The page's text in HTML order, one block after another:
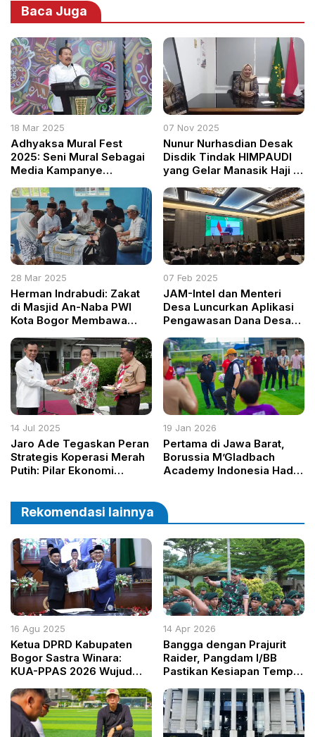
Baca Juga
18 Mar 2025
Adhyaksa Mural Fest
2025: Seni Mural Sebagai
Media Kampanye
07 Nov 2025
Nunur Nurhasdian Desak
Disdik Tindak HIMPAUDI
yang Gelar Manasik Haji di
28 Mar 2025
Herman Indrabudi: Zakat
di Masjid An-Naba PWI
Kota Bogor Membawa
07 Feb 2025
JAM-Intel dan Menteri
Desa Luncurkan Aplikasi
Pengawasan Dana Desa
14 Jul 2025
Jaro Ade Tegaskan Peran
Strategis Koperasi Merah
Putih: Pilar Ekonomi
19 Jan 2026
Pertama di Jawa Barat,
Borussia M’Gladbach
Academy Indonesia Hadir
Rekomendasi lainnya
16 Agu 2025
Ketua DPRD Kabupaten
Bogor Sastra Winara:
KUA-PPAS 2026 Wujud
yang Lebih Baik
14 Apr 2026
Bangga dengan Prajurit
Raider, Pangdam I/BB
Pastikan Kesiapan Tempur